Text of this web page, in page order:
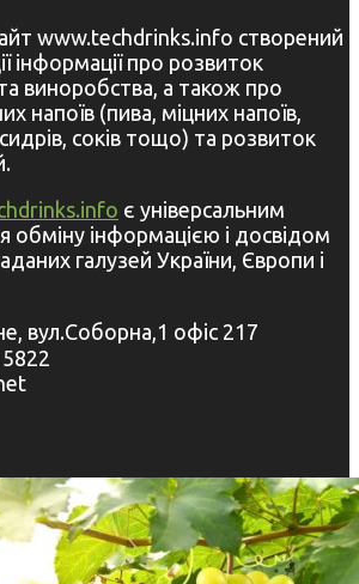
www.techdrinks.info створений
інформації про розвиток
виноробства, а також про
напоїв (пива, міцних напоїв,
соків тощо) та розвиток
є універсальним
обміну інформацією і досвідом
галузей України, Європи і
вул.Соборна,1 офіс 217